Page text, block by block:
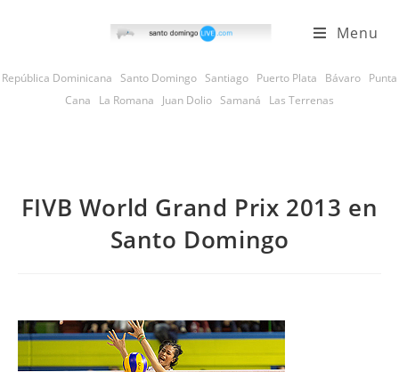
Menu
República Dominicana Santo Domingo Santiago Puerto Plata Bávaro Punta
Cana
La Romana Juan Dolio Samaná Las Terrenas
FIVB World Grand Prix 2013 en
Santo Domingo